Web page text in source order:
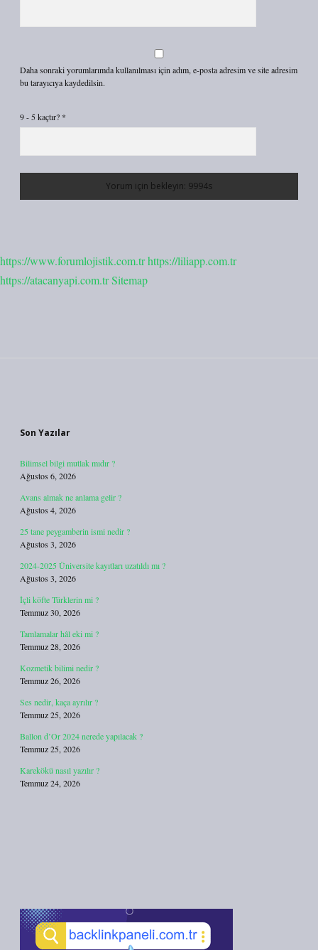
Daha sonraki yorumlarımda kullanılması için adım, e-posta adresim ve site adresim
bu tarayıcıya kaydedilsin.
9 - 5 kaçtır? *
https://www.forumlojistik.com.trhttps://liliapp.com.tr
https://atacanyapi.com.trSitemap
Son Yazılar
Bilimsel bilgi mutlak mıdır ?
Ağustos 6, 2026
Avans almak ne anlama gelir ?
Ağustos 4, 2026
25 tane peygamberin ismi nedir ?
Ağustos 3, 2026
2024-2025 Üniversite kayıtları uzatıldı mı ?
Ağustos 3, 2026
İçli köfte Türklerin mi ?
Temmuz 30, 2026
Tamlamalar hâl eki mi ?
Temmuz 28, 2026
Kozmetik bilimi nedir ?
Temmuz 26, 2026
Ses nedir, kaça ayrılır ?
Temmuz 25, 2026
Ballon d’Or 2024 nerede yapılacak ?
Temmuz 25, 2026
Karekökü nasıl yazılır ?
Temmuz 24, 2026